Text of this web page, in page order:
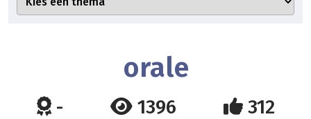
orale
- 1396 312